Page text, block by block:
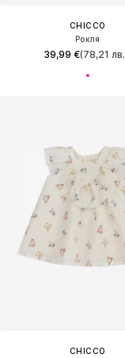
CHICCO
Рокля
39,99 €(78,21
CHICCO